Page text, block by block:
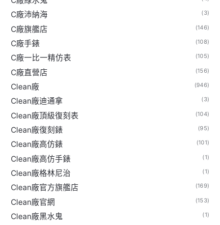
C廠沛納海 (3)
C廠旗艦店 (146)
C廠手錶 (108)
C廠一比一精仿表 (105)
C廠直營店 (156)
Clean廠 (946)
Clean廠迪通拿 (3)
Clean廠頂級復刻表 (104)
Clean廠復刻錶 (95)
Clean廠高仿錶 (101)
Clean廠高仿手錶 (1)
Clean廠格林尼治 (1)
Clean廠官方旗艦店 (169)
Clean廠官網 (153)
Clean廠黑水鬼 (1)